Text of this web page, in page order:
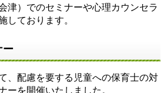
津）でのセミナーや心理カウンセラ
しております。
ー
、配慮を要する児童への保育士の対
ーを開催いたしました。